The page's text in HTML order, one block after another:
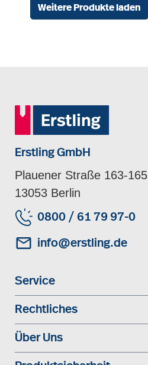
Weitere Produkte laden
Erstling GmbH
Plauener Straße 163-165
13053 Berlin
0800 / 61 79 97-0
info@erstling.de
Service
Rechtliches
Über Uns